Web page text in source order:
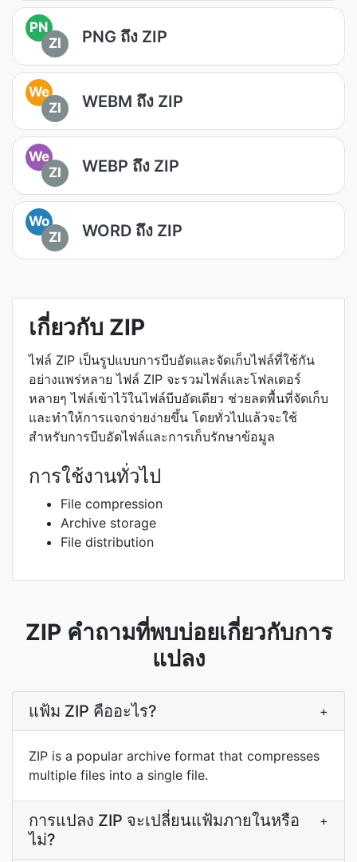
PN
ZI
PNG ถึง ZIP
We
ZI
WEBM ถึง ZIP
We
ZI
WEBP ถึง ZIP
Wo
ZI
WORD ถึง ZIP
เกี่ยวกับ ZIP
ไฟล์ ZIP เป็นรูปแบบการบีบอัดและจัดเก็บไฟล์ที่ใช้กัน
อย่างแพร่หลาย ไฟล์ ZIP จะรวมไฟล์และโฟลเดอร์
หลายๆ ไฟล์เข้าไว้ในไฟล์บีบอัดเดียว ช่วยลดพื้นที่จัดเก็บ
และทำให้การแจกจ่ายง่ายขึ้น โดยทั่วไปแล้วจะใช้
สำหรับการบีบอัดไฟล์และการเก็บรักษาข้อมูล
การใช้งานทั่วไป
File compression
Archive storage
File distribution
ZIP คำถามที่พบบ่อยเกี่ยวกับการ
แปลง
แฟ้ม ZIP คืออะไร? +
ZIP is a popular archive format that compresses
multiple files into a single file.
การแปลง ZIP จะเปลี่ยนแฟ้มภายในหรือ
ไม่?
+